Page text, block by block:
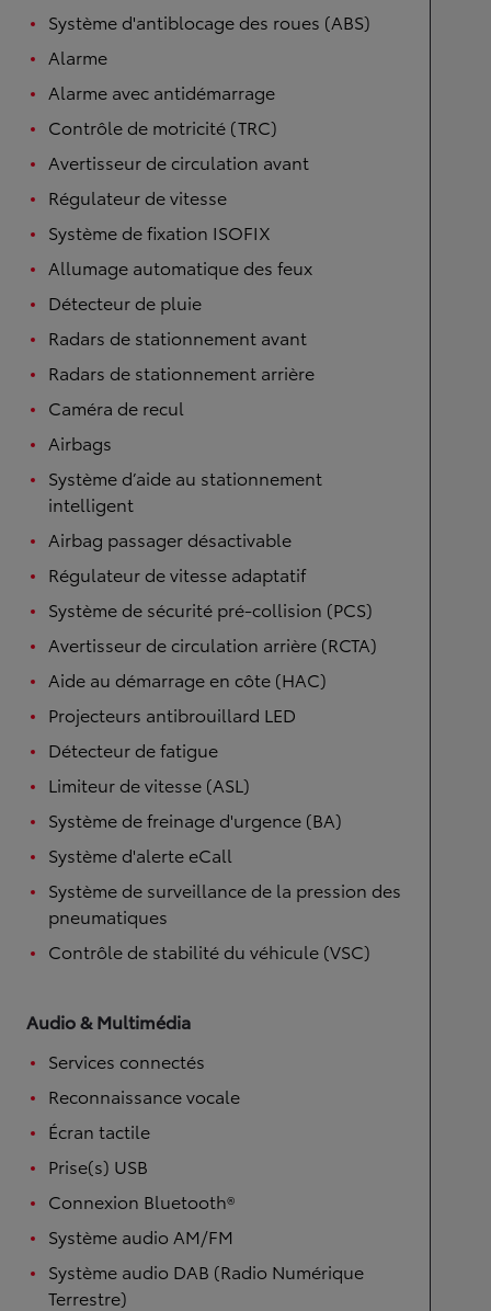
Système d'antiblocage des roues (ABS)
Alarme
Alarme avec antidémarrage
Contrôle de motricité (TRC)
Avertisseur de circulation avant
Régulateur de vitesse
Système de fixation ISOFIX
Allumage automatique des feux
Détecteur de pluie
Radars de stationnement avant
Radars de stationnement arrière
Caméra de recul
Airbags
Système d’aide au stationnement
intelligent
Airbag passager désactivable
Régulateur de vitesse adaptatif
Système de sécurité pré-collision (PCS)
Avertisseur de circulation arrière (RCTA)
Aide au démarrage en côte (HAC)
Projecteurs antibrouillard LED
Détecteur de fatigue
Limiteur de vitesse (ASL)
Système de freinage d'urgence (BA)
Système d'alerte eCall
Système de surveillance de la pression des
pneumatiques
Contrôle de stabilité du véhicule (VSC)
Audio & Multimédia
Services connectés
Reconnaissance vocale
Écran tactile
Prise(s) USB
Connexion Bluetooth®
Système audio AM/FM
Système audio DAB (Radio Numérique
Terrestre)